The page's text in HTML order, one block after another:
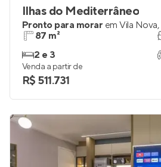
Ilhas do Mediterrâneo
Pronto para morar em Vila Nova,
87 m²
2 e 3
Venda a partir de
R$ 511.731